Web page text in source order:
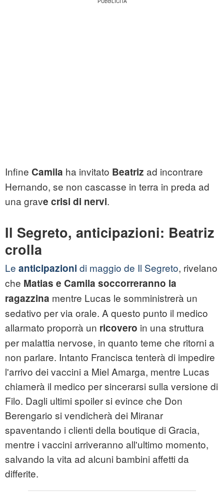
Infine Camila ha invitato Beatriz ad incontrare
Hernando, se non cascasse in terra in preda ad
una grave crisi di nervi.
Il Segreto, anticipazioni: Beatriz
crolla
Le anticipazioni di maggio de Il Segreto, rivelano
che Matias e Camila soccorreranno la
ragazzina mentre Lucas le somministrerà un
sedativo per via orale. A questo punto il medico
allarmato proporrà un ricovero in una struttura
per malattia nervose, in quanto teme che ritorni a
non parlare. Intanto Francisca tenterà di impedire
l'arrivo dei vaccini a Miel Amarga, mentre Lucas
chiamerà il medico per sincerarsi sulla versione di
Filo. Dagli ultimi spoiler si evince che Don
Berengario si vendicherà dei Miranar
spaventando i clienti della boutique di Gracia,
mentre i vaccini arriveranno all'ultimo momento,
salvando la vita ad alcuni bambini affetti da
differite.